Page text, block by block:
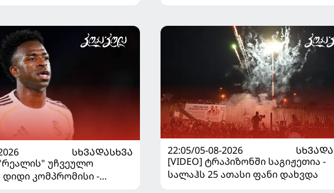
ᲡᲮᲕᲐᲓᲐᲡᲮᲕᲐ
უჩვეულო
დიდი კომპრომისი -
22:05/05-08-2026
[VIDEO] ტრაპიზონში საგიჟეთია -
სალაჰს 25 ათასი ფანი დახვდა